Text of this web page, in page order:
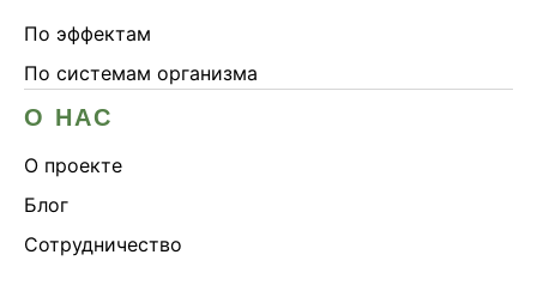
По эффектам
По системам организма
О НАС
О проекте
Блог
Сотрудничество